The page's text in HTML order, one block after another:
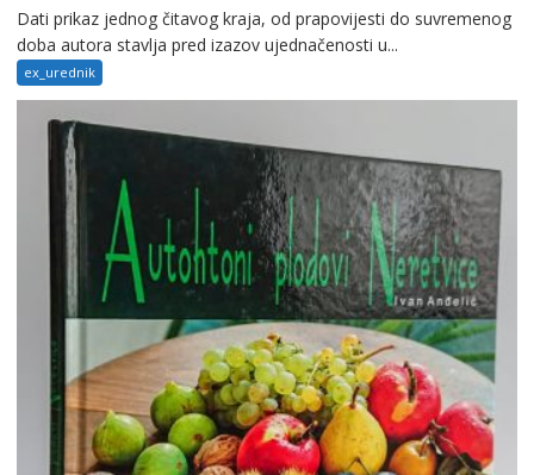
Dati prikaz jednog čitavog kraja, od prapovijesti do suvremenog
doba autora stavlja pred izazov ujednačenosti u...
ex_urednik